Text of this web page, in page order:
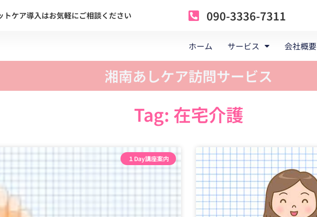
ケア導入はお気軽にご相談ください 090-3336-7311
ホーム サービス 会社概要
湘南あしケア訪問サービス
Tag: 在宅介護
１Day講座案内